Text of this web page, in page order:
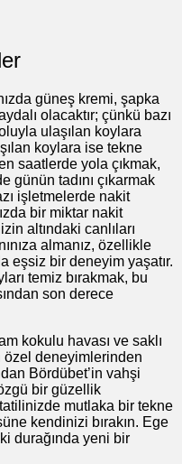
güneş kremi, şapka
olacaktır; çünkü bazı
ulaşılan koylara
koylara ise tekne
saatlerde yola çıkmak,
günün tadını çıkarmak
işletmelerde nakit
bir miktar nakit
altındaki canlıları
almanız, özellikle
eşsiz bir deneyim yaşatır.
temiz bırakmak, bu
son derece
kokulu havası ve saklı
deneyimlerinden
Bördübet’in vahşi
bir güzellik
tatilinizde mutlaka bir tekne
kendinizi bırakın. Ege
durağında yeni bir